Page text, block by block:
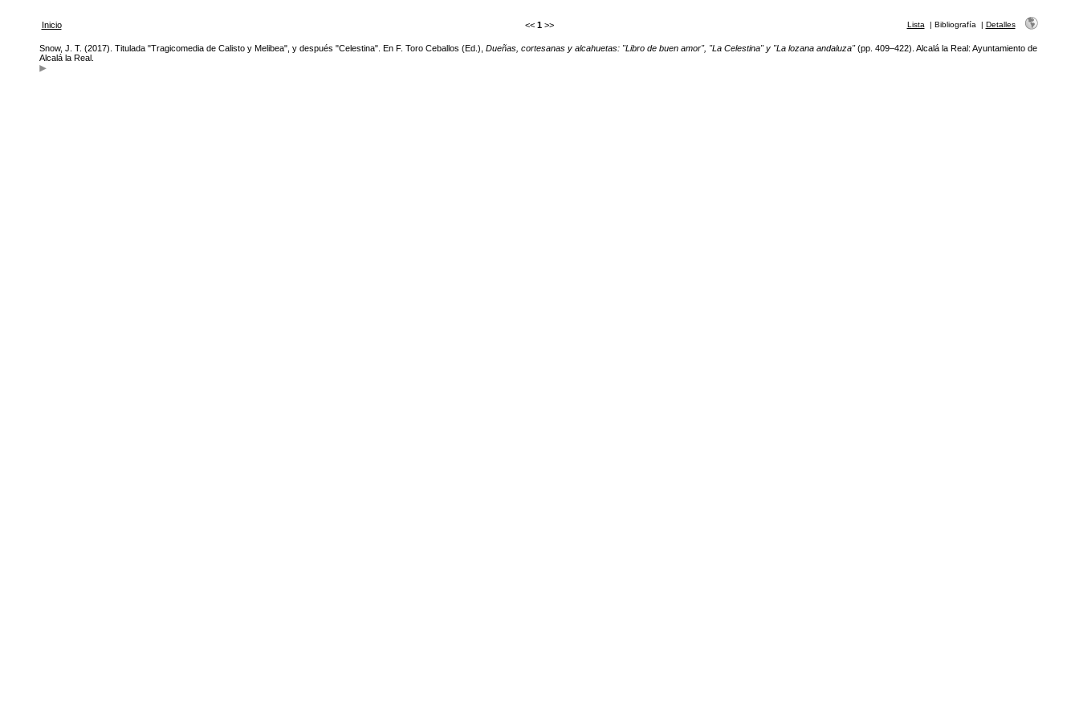
Inicio << 1 >> Lista | Bibliografía | Detalles
Snow, J. T. (2017). Titulada "Tragicomedia de Calisto y Melibea", y después "Celestina". En F. Toro Ceballos (Ed.), Dueñas, cortesanas y alcahuetas: "Libro de buen amor", "La Celestina" y "La lozana andaluza"(pp. 409–422). Alcalá la Real: Ayuntamiento de
Alcalá la Real.